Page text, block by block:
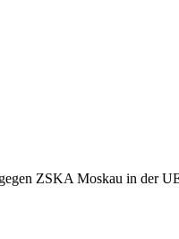
ZSKA Moskau in der